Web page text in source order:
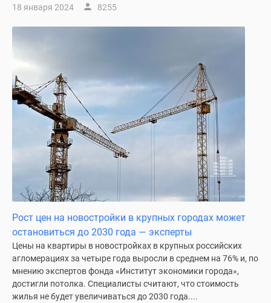
поселки
водоема
поселки
ипотеку
Бизнес-
акции
Макс
18 января 2024 8255
Рост цен на новостройки в крупных городах может
остановиться до 2030 года — эксперты
Цены на квартиры в новостройках в крупных российских
агломерациях за четыре года выросли в среднем на 76% и, по
мнению экспертов фонда «Институт экономики города»,
достигли потолка. Специалисты считают, что стоимость
жилья не будет увеличиваться до 2030 года....